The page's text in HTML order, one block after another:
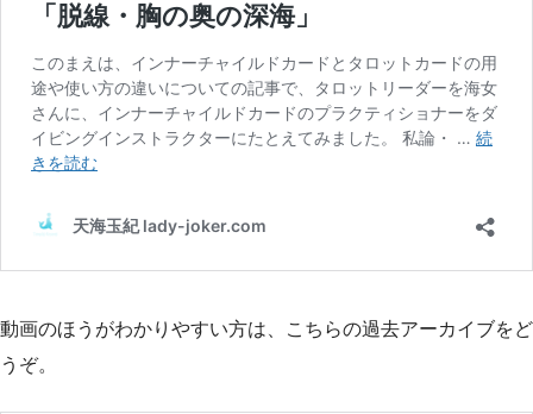
動画のほうがわかりやすい方は、こちらの過去アーカイブをど
うぞ。